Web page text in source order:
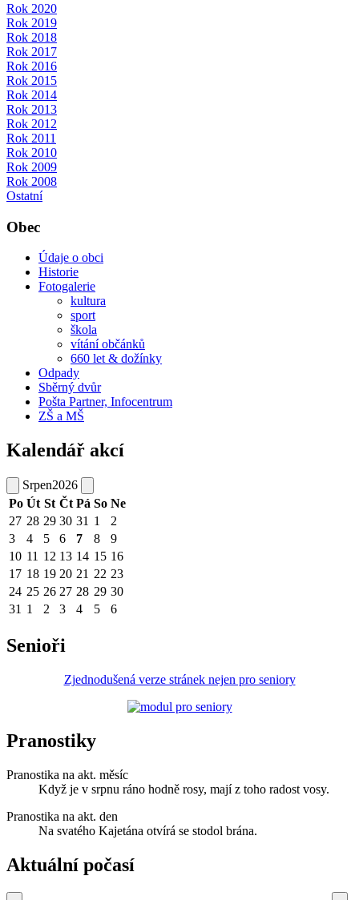
Rok 2020
Rok 2019
Rok 2018
Rok 2017
Rok 2016
Rok 2015
Rok 2014
Rok 2013
Rok 2012
Rok 2011
Rok 2010
Rok 2009
Rok 2008
Ostatní
Obec
Údaje o obci
Historie
Fotogalerie
kultura
sport
škola
vítání občánků
660 let & dožínky
Odpady
Sběrný dvůr
Pošta Partner, Infocentrum
ZŠ a MŠ
Kalendář akcí
Srpen2026
Po Út St Čt Pá So Ne
27 28 29 30 31 1
2
3
4 5 6 7 8
9
10 11 12 13 14 15 16
17 18 19 20 21 22 23
24 25 26 27 28 29 30
31 1 2 3 4 5 6
Senioři
Zjednodušená verze stránek nejen pro seniory
Pranostiky
Pranostika na akt. měsíc
Když je v srpnu ráno hodně rosy, mají z toho radost vosy.
Pranostika na akt. den
Na svatého Kajetána otvírá se stodol brána.
Aktuální počasí